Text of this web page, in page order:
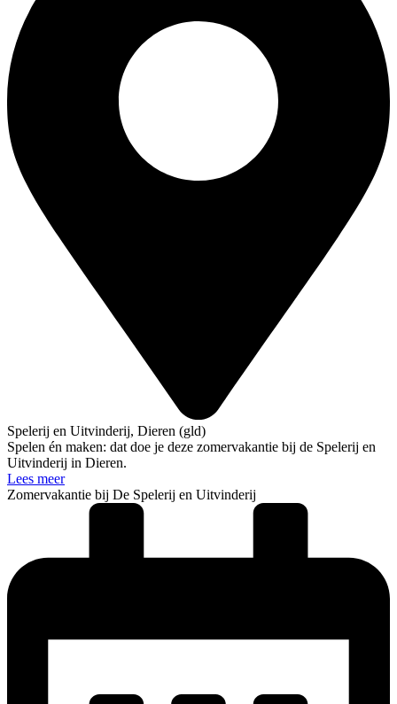
Spelerij en Uitvinderij, Dieren (gld)
Spelen én maken: dat doe je deze zomervakantie bij de Spelerij en
Uitvinderij in Dieren.
Lees meer
Zomervakantie bij De Spelerij en Uitvinderij